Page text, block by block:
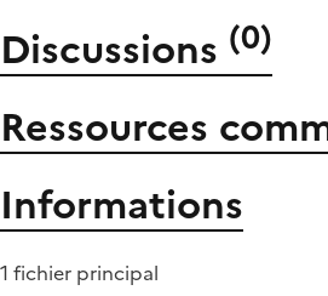
Discussions (0)
Ressources
Informations
1 fichier principal